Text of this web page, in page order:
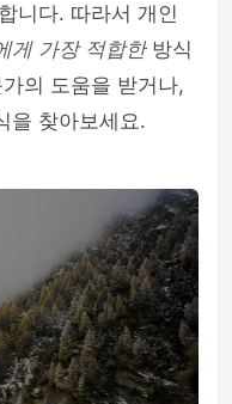
니다. 따라서 개인
게 가장 적합한방식
의 도움을 받거나,
을 찾아보세요.